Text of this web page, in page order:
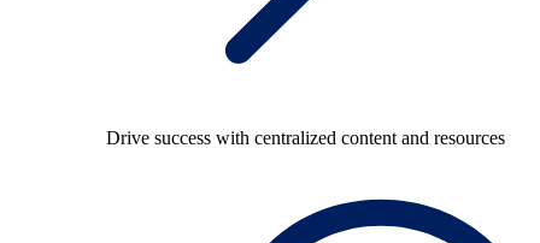
Drive success with centralized content and resources